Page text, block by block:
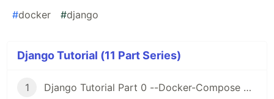
#docker #django
Django Tutorial (11 Part Series)
1 Django Tutorial Part 0 --Docker-Compose で Django 3-4 と postgres 12 で composeexample プロジェクトを作って起動する